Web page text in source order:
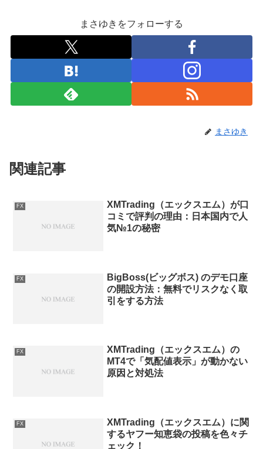
まさゆきをフォローする
まさゆき
関連記事
FX
XMTrading（エックスエム）が口
コミで評判の理由：日本国内で人
気№1の秘密
FX
BigBoss(ビッグボス) のデモ口座
の開設方法：無料でリスクなく取
引をする方法
FX
XMTrading（エックスエム）の
MT4で「気配値表示」が動かない
原因と対処法
FX
XMTrading（エックスエム）に関
するヤフー知恵袋の投稿を色々チ
ェック！